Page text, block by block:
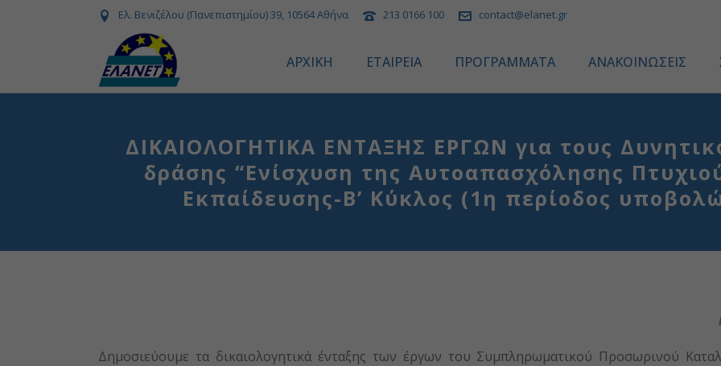
Ελ. Βενιζέλου (Πανεπιστημίου) 39, 10564 Αθήνα 213 0166 100 contact@elanet.gr
ΑΡΧΙΚΗ ΕΤΑΙΡΕΙΑ ΠΡΟΓΡΑΜΜΑΤΑ ΑΝΑΚΟΙΝΩΣΕΙΣ
ΔΙΚΑΙΟΛΟΓΗΤΙΚΑ ΕΝΤΑΞΗΣ ΕΡΓΩΝ για τους
δράσης “Ενίσχυση της Αυτοαπασχόλησης
Εκπαίδευσης-Β’ Κύκλος (1η περίοδος
Δημοσιεύουμε τα δικαιολογητικά ένταξης των έργων του Συμπληρωματικού Προσωρινού